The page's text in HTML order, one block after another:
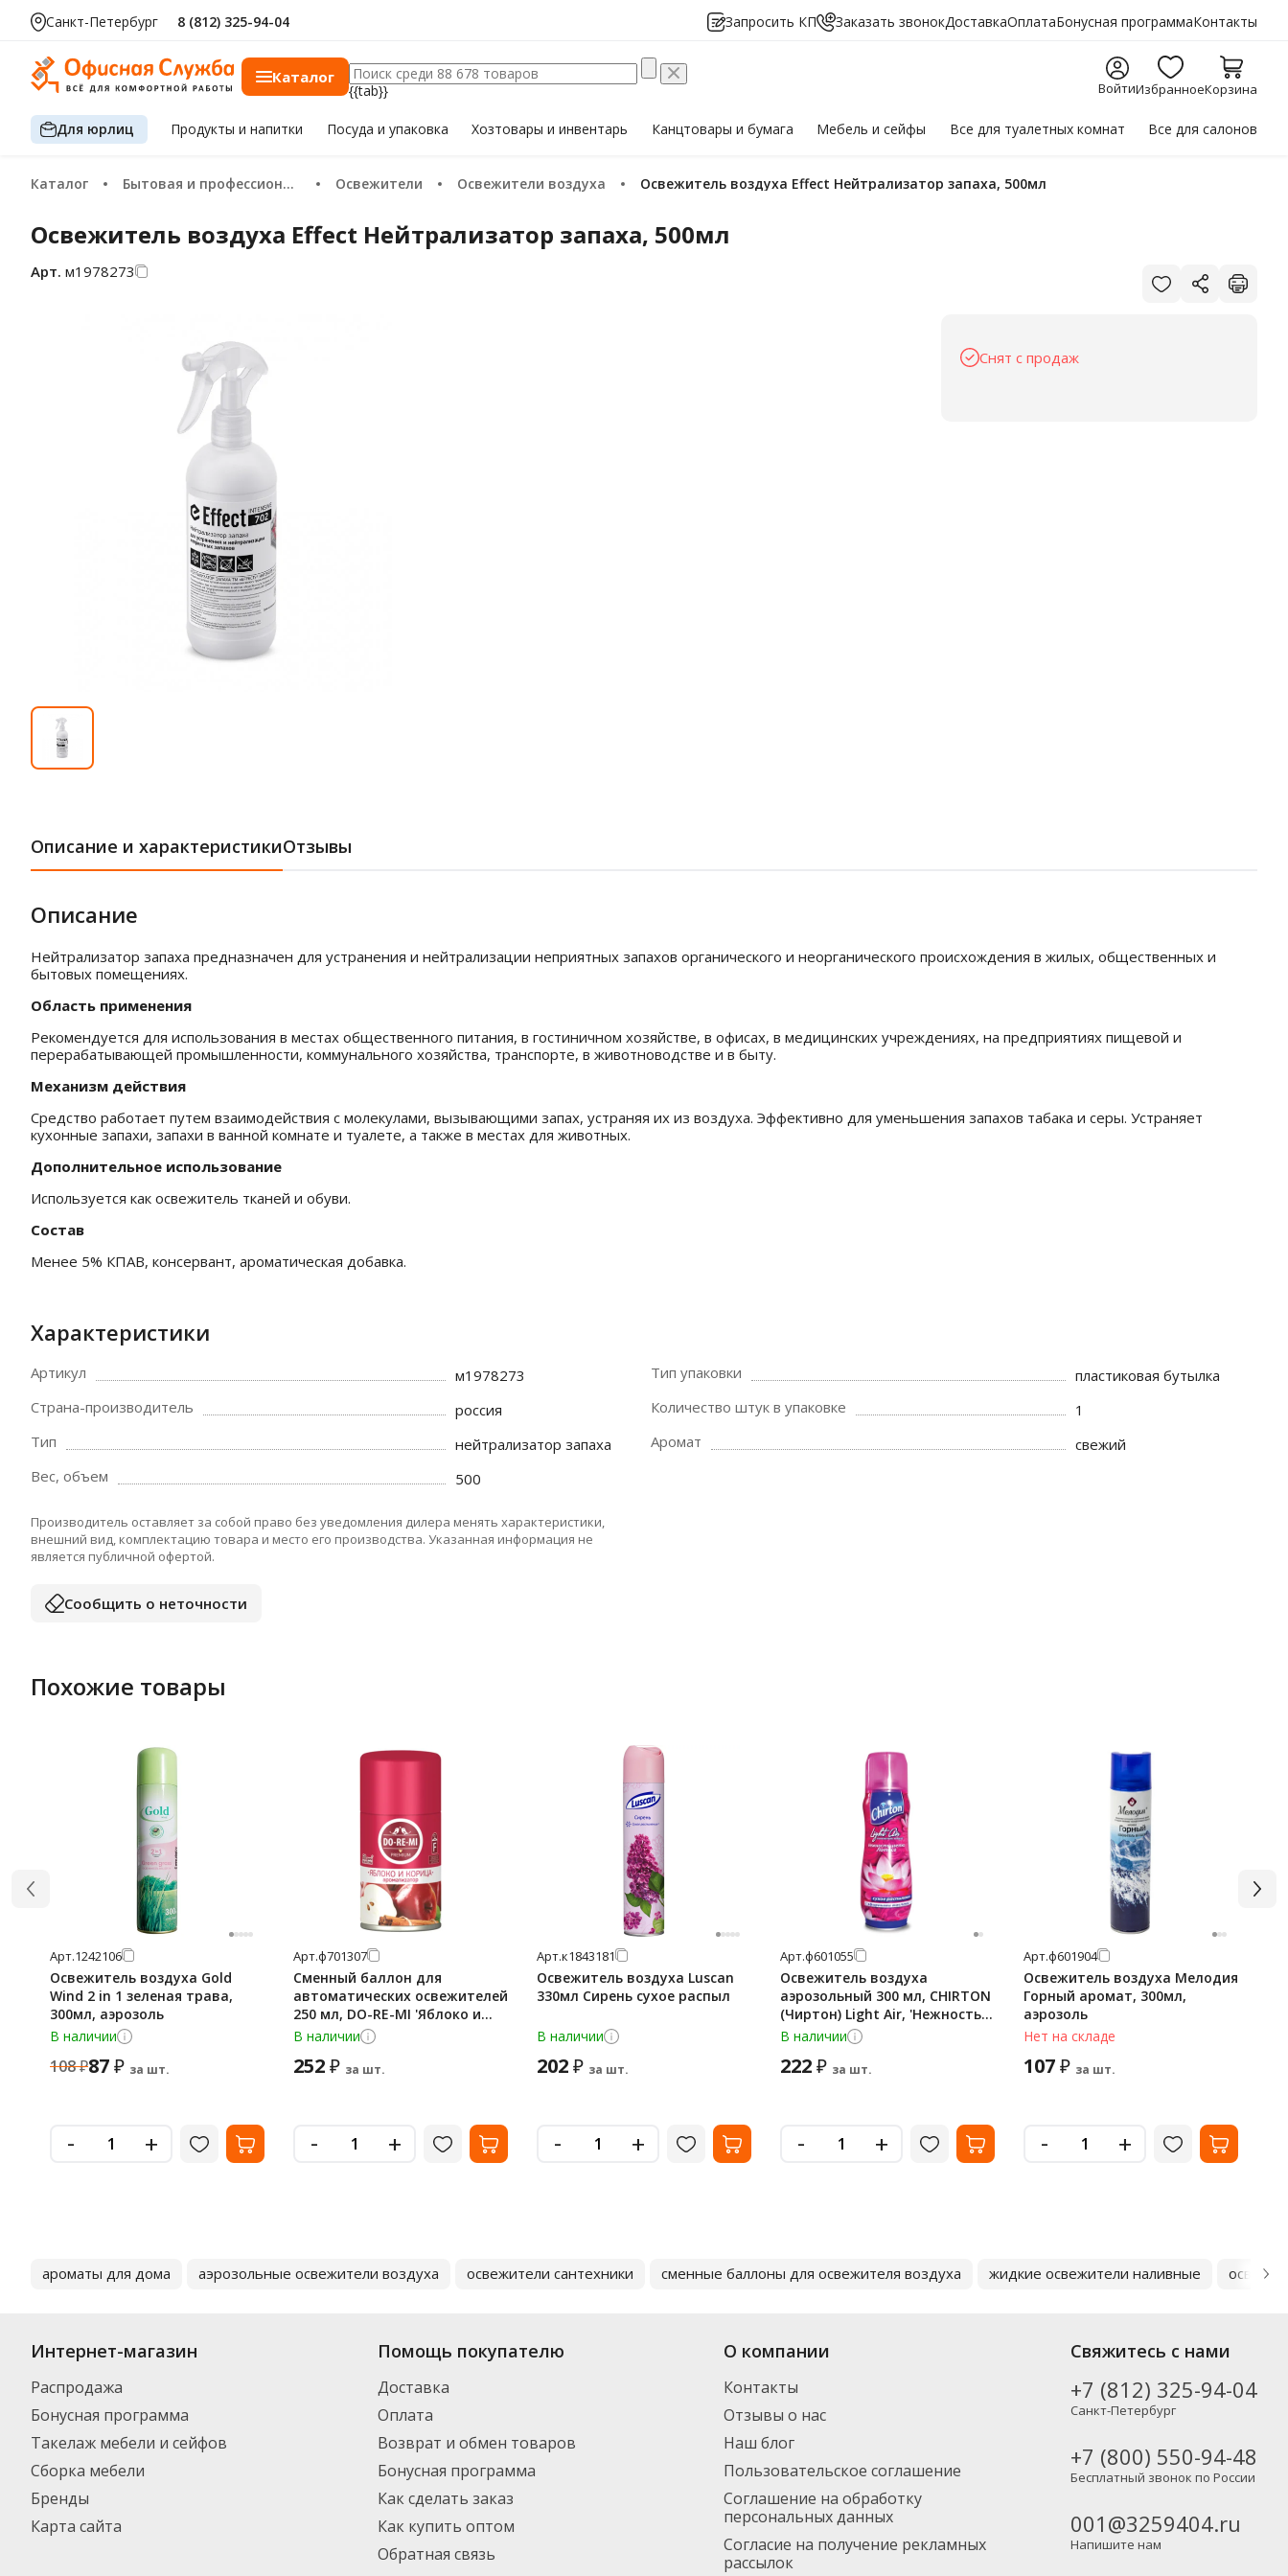
Санкт-Петербург 8 (812) 325-94-04 Запросить КП Заказать звонокДоставкаОплатаБонусная программаКонтакты
Каталог
{{tab}} ВойтиИзбранноеКорзина
Для юрлиц Продуктыи напитки Посуда и упаковка Хозтоварыи инвентарь Канцтовары и бумага Мебельи сейфы Все для туалетных комнат Все для салонов
Каталог Бытовая и профессиональная химия Освежители Освежители воздуха Освежитель воздуха Effect Нейтрализатор запаха, 500мл
Освежитель воздуха Effect Нейтрализатор запаха, 500мл
за шт.
Арт. м1978273
Снят с продаж
Описание и характеристикиОтзывы
Описание
Нейтрализатор запаха предназначен для устранения и нейтрализации неприятных запахов органического и неорганического происхождения в жилых, общественных и
бытовых помещениях.
Область применения
Рекомендуется для использования в местах общественного питания, в гостиничном хозяйстве, в офисах, в медицинских учреждениях, на предприятиях пищевой и
перерабатывающей промышленности, коммунального хозяйства, транспорте, в животноводстве и в быту.
Механизм действия
Средство работает путем взаимодействия с молекулами, вызывающими запах, устраняя их из воздуха. Эффективно для уменьшения запахов табака и серы. Устраняет
кухонные запахи, запахи в ванной комнате и туалете, а также в местах для животных.
Дополнительное использование
Используется как освежитель тканей и обуви.
Состав
Менее 5% КПАВ, консервант, ароматическая добавка.
Характеристики
Артикул
м1978273
Страна-производитель
россия
Тип
нейтрализатор запаха
Вес, объем
500
Тип упаковки
пластиковая бутылка
Количество штук в упаковке
1
Аромат
свежий
Производитель оставляет за собой право без уведомления дилера менять характеристики,
внешний вид, комплектацию товара и место его производства. Указанная информация не
является публичной офертой.
Сообщить о неточности
Похожие товары
Арт.1242106
Освежитель воздуха Gold
Wind 2 in 1 зеленая трава,
300мл, аэрозоль
В наличии
108₽87₽ за шт.
- +
Арт.ф701307
Сменный баллон для
автоматических освежителей
250 мл, DO-RE-MI 'Яблоко и
корица', сухое распыление,
СИБИАР, 5-02.03.111.24
В наличии
252₽ за шт.
- +
Арт.к1843181
Освежитель воздуха Luscan
330мл Сирень сухое распыл
В наличии
202₽ за шт.
- +
Арт.ф601055
Освежитель воздуха
аэрозольный 300 мл, CHIRTON
(Чиртон) Light Air, 'Нежность
лотоса', сухое распыление
В наличии
222₽ за шт.
- +
Арт.ф601904
Освежитель воздуха Мелодия
Горный аромат, 300мл,
аэрозоль
Нет на складе
107₽ за шт.
- +
ароматы для дома аэрозольные освежители воздуха освежители сантехники сменные баллоны для освежителя воздуха жидкие освежители наливные
Интернет-магазин
Распродажа
Бонусная программа
Такелаж мебели и сейфов
Сборка мебели
Бренды
Карта сайта
Помощь покупателю
Доставка
Оплата
Возврат и обмен товаров
Бонусная программа
Как сделать заказ
Как купить оптом
Обратная связь
О компании
Контакты
Отзывы о нас
Наш блог
Пользовательское соглашение
Соглашение на обработку
персональных данных
Согласие на получение рекламных
рассылок
Свяжитесь с нами
+7 (812) 325-94-04
Санкт-Петербург
+7 (800) 550-94-48
Бесплатный звонок по России
001@3259404.ru
Напишите нам